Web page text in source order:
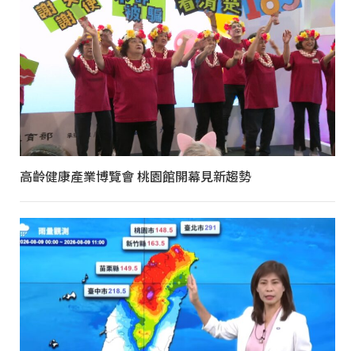
高齡健康產業博覽會 桃園館開幕見新趨勢